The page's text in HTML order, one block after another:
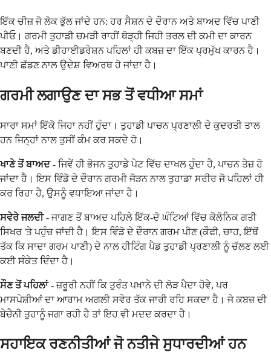
ਇੱਕ ਚੀਜ਼ ਜੋ ਲੋਕ ਭੁੱਲ ਜਾਂਦੇ ਹਨ: ਹਰ ਸੈਸ਼ਨ ਦੇ ਦੌਰਾਨ ਅਤੇ ਬਾਅਦ ਵਿੱਚ ਪਾਣੀ
ਪੀਓ। ਗਰਮੀ ਤੁਹਾਡੀ ਚਮੜੀ ਰਾਹੀਂ ਥੋੜ੍ਹੀ ਜਿਹੀ ਤਰਲ ਦੀ ਕਮੀ ਦਾ ਕਾਰਨ
ਬਣਦੀ ਹੈ, ਅਤੇ ਡੀਹਾਈਡਰੇਸ਼ਨ ਪਹਿਲਾਂ ਹੀ ਕਬਜ਼ ਦਾ ਇੱਕ ਪ੍ਰਮੁੱਖ ਕਾਰਨ ਹੈ।
ਪਾਣੀ ਛੱਡਣ ਨਾਲ ਉਦੇਸ਼ ਵਿਅਰਥ ਹੋ ਜਾਂਦਾ ਹੈ।
ਗਰਮੀ ਲਗਾਉਣ ਦਾ ਸਭ ਤੋਂ ਵਧੀਆ ਸਮਾਂ
ਸਾਰਾ ਸਮਾਂ ਇੱਕੋ ਜਿਹਾ ਨਹੀਂ ਹੁੰਦਾ। ਤੁਹਾਡੀ ਪਾਚਨ ਪ੍ਰਣਾਲੀ ਦੇ ਕੁਦਰਤੀ ਤਾਲ
ਹਨ ਜਿਨ੍ਹਾਂ ਨਾਲ ਤੁਸੀਂ ਕੰਮ ਕਰ ਸਕਦੇ ਹੋ।
ਖਾਣੇ ਤੋਂ ਬਾਅਦ- ਜਿਵੇਂ ਹੀ ਭੋਜਨ ਤੁਹਾਡੇ ਪੇਟ ਵਿੱਚ ਦਾਖਲ ਹੁੰਦਾ ਹੈ, ਪਾਚਨ ਤੇਜ਼ ਹੋ
ਜਾਂਦਾ ਹੈ। ਇਸ ਵਿੰਡੋ ਦੇ ਦੌਰਾਨ ਗਰਮੀ ਜੋੜਨ ਨਾਲ ਤੁਹਾਡਾ ਸਰੀਰ ਜੋ ਪਹਿਲਾਂ ਹੀ
ਕਰ ਰਿਹਾ ਹੈ, ਉਸਨੂੰ ਵਧਾਇਆ ਜਾਂਦਾ ਹੈ।
ਸਵੇਰੇ ਜਲਦੀ- ਜਾਗਣ ਤੋਂ ਬਾਅਦ ਪਹਿਲੇ ਇੱਕ-ਦੋ ਘੰਟਿਆਂ ਵਿੱਚ ਕੋਲੋਨਿਕ ਗਤੀ
ਸਿਖਰ 'ਤੇ ਪਹੁੰਚ ਜਾਂਦੀ ਹੈ। ਇਸ ਵਿੰਡੋ ਦੇ ਦੌਰਾਨ ਗਰਮ ਪੀਣ (ਕੌਫੀ, ਚਾਹ, ਇੱਥੋਂ
ਤੱਕ ਕਿ ਸਾਦਾ ਗਰਮ ਪਾਣੀ) ਦੇ ਨਾਲ ਹੀਟਿੰਗ ਪੈਡ ਤੁਹਾਡੀ ਪ੍ਰਣਾਲੀ ਨੂੰ ਚੱਲਣ ਲਈ
ਕਈ ਸੰਕੇਤ ਦਿੰਦਾ ਹੈ।
ਸੌਣ ਤੋਂ ਪਹਿਲਾਂ- ਜ਼ਰੂਰੀ ਨਹੀਂ ਕਿ ਤੁਰੰਤ ਪਖਾਨੇ ਦੀ ਲੋੜ ਪੈਦਾ ਹੋਵੇ, ਪਰ
ਮਾਸਪੇਸ਼ੀਆਂ ਦਾ ਆਰਾਮ ਅਗਲੀ ਸਵੇਰ ਤੱਕ ਜਾਰੀ ਰਹਿ ਸਕਦਾ ਹੈ। ਜੇ ਕਬਜ਼ ਦੀ
ਬੇਚੈਨੀ ਤੁਹਾਨੂੰ ਜਗਾ ਰਹੀ ਹੈ ਤਾਂ ਇਹ ਵੀ ਮਦਦ ਕਰਦਾ ਹੈ।
ਸਹਾਇਕ ਰਣਨੀਤੀਆਂ ਜੋ ਨਤੀਜੇ ਸੁਧਾਰਦੀਆਂ ਹਨ